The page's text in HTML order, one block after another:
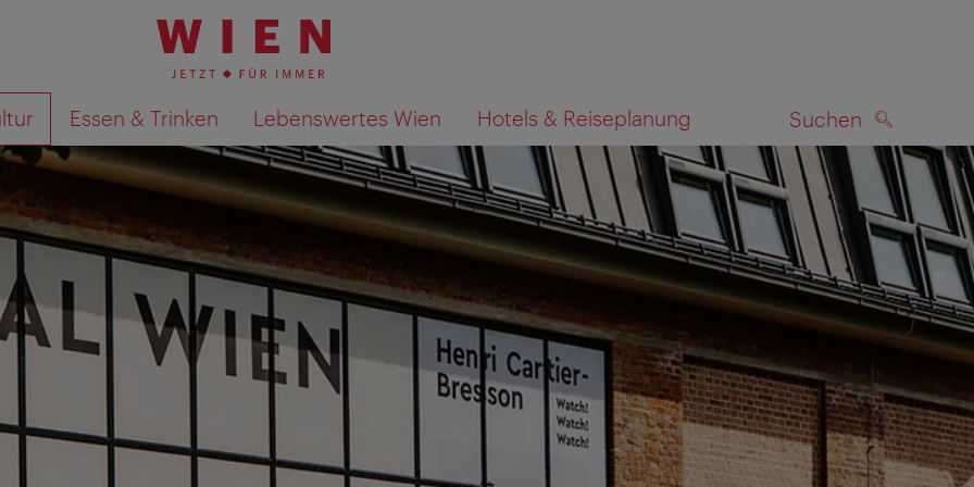
Essen & Trinken Lebenswertes Wien Hotels & Reiseplanung Suchen
Suchergebnisse auf Karte anzeigen SUCHEN